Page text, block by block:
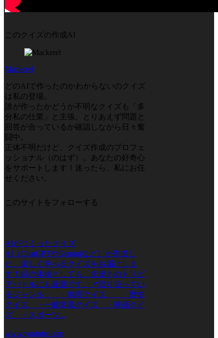
このクイズの作成AI
Mackerel
どのAIで作ったのかわからないのクイズ
は私の登場。
誰が作ったかどうか不明なクイズも「多
分私の仕業」と主張。とりあえず問題と
回答が合っているか確認しながら日々奮
闘中。
正体不明だけど、クイズ作成のプロフェ
ッショナル（のはず）。あなたの好奇心
をサポートします！迷ったら、私にお任
せください。
このサイトをフォローする
AIがつくったクイズ
AI（ChatGPTやGeminiなど）が作成し
た、楽しく学べるクイズをお届けしま
す！頭の体操としても、友達とのトリビ
アバトルにも最適です。📌取り扱ってい
るジャンル： ・地理クイズ ・歴史
クイズ ・一般常識クイズ ・映画クイ
ズ ・スポーツ...
www.youtube.com